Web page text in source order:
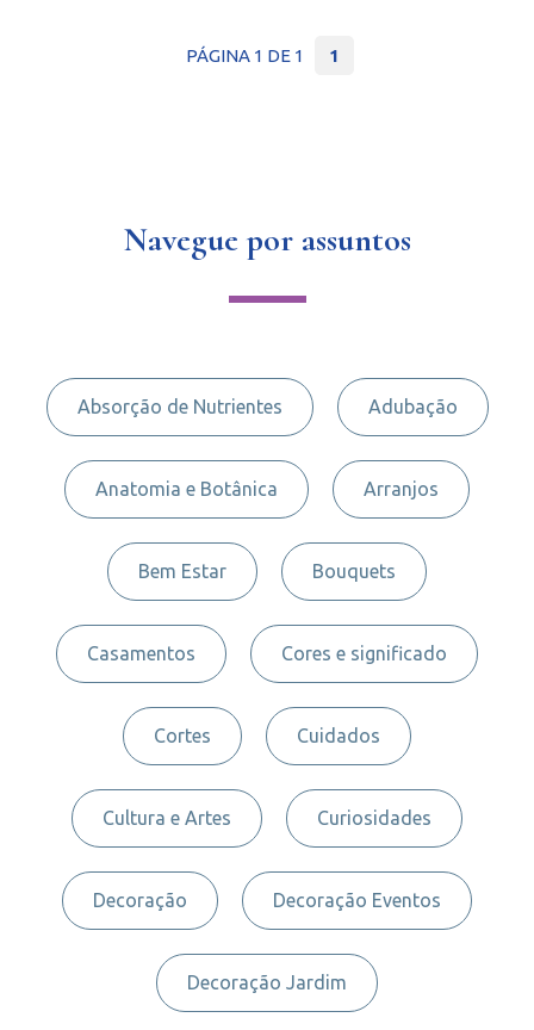
PÁGINA 1 DE 1 1
Navegue por assuntos
Absorção de Nutrientes Adubação
Anatomia e Botânica Arranjos
Bem Estar Bouquets
Casamentos Cores e significado
Cortes Cuidados
Cultura e Artes Curiosidades
Decoração Decoração Eventos
Decoração Jardim